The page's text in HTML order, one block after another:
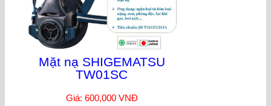
Mặt nạ SHIGEMATSU
TW01SC
Giá: 600,000 VNĐ